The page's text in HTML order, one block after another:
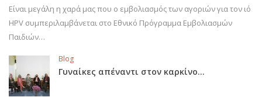
Είναι μεγάλη η χαρά μας που ο εμβολιασμός των αγοριών για τον ιό
HPV συμπεριλαμβάνεται στο Εθνικό Πρόγραμμα Εμβολιασμών
Παιδιών…
Blog
Γυναίκες απέναντι στον καρκίνο…